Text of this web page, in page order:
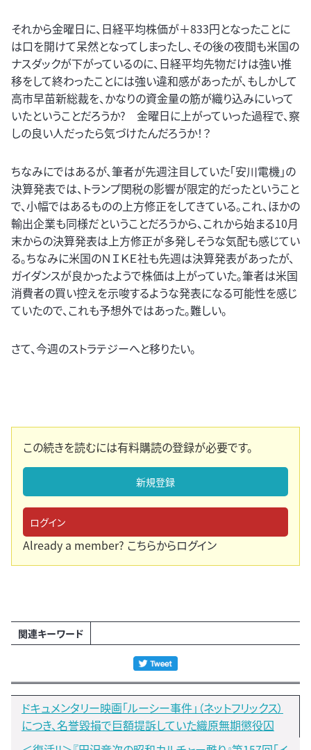
それから金曜日に、日経平均株価が＋833円となったことに
は口を開けて呆然となってしまったし、その後の夜間も米国の
ナスダックが下がっているのに、日経平均先物だけは強い推
移をして終わったことには強い違和感があったが、もしかして
高市早苗新総裁を、かなりの資金量の筋が織り込みにいって
いたということだろうか? 金曜日に上がっていった過程で、察
しの良い人だったら気づけたんだろうか！？
ちなみにではあるが、筆者が先週注目していた「安川電機」の
決算発表では、トランプ関税の影響が限定的だったということ
で、小幅ではあるものの上方修正をしてきている。これ、ほかの
輸出企業も同様だということだろうから、これから始まる10月
末からの決算発表は上方修正が多発しそうな気配も感じてい
る。ちなみに米国のＮＩＫＥ社も先週は決算発表があったが、
ガイダンスが良かったようで株価は上がっていた。筆者は米国
消費者の買い控えを示唆するような発表になる可能性を感じ
ていたので、これも予想外ではあった。難しい。
さて、今週のストラテジーへと移りたい。
この続きを読むには有料購読の登録が必要です。
新規登録
ログイン
Already a member? こちらからログイン
関連キーワード
ドキュメンタリー映画「ルーシー事件」（ネットフリックス）
につき、名誉毀損で巨額提訴していた織原無期懲役囚